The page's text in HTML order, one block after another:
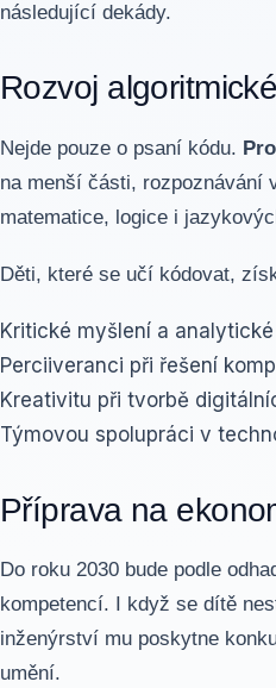
následující dekády.
Rozvoj
Nejde pouze o psaní kódu.
na menší části, rozpoznávání
matematice, logice i
Děti, které se učí kódovat,
Kritické myšlení a
Perciiveranci při řešení
Kreativitu při tvorbě
Týmovou spolupráci v
Příprava na
Do roku 2030 bude podle
kompetencí. I když se dítě
inženýrství mu poskytne
umění.